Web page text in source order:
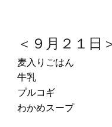
＜９月２１日
麦入りごはん
牛乳
プルコギ
わかめスープ